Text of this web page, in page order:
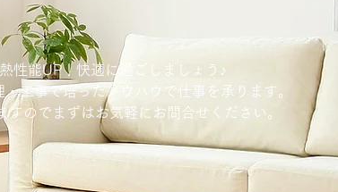
性能UP！快適に過ごしましょう♪
工事で培ったノウハウで仕事を承ります。
のでまずはお気軽にお問合せください。